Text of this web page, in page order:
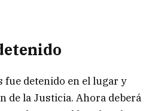
fue detenido en el lugar y
de la Justicia. Ahora deberá